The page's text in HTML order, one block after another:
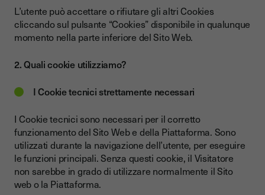
L’utente può accettare o rifiutare gli altri Cookies
cliccando sul pulsante “Cookies” disponibile in qualunque
momento nella parte inferiore del Sito Web.
2. Quali cookie utilizziamo?
I Cookie tecnici strettamente necessari
I Cookie tecnici sono necessari per il corretto
funzionamento del Sito Web e della Piattaforma. Sono
utilizzati durante la navigazione dell’utente, per eseguire
le funzioni principali. Senza questi cookie, il Visitatore
non sarebbe in grado di utilizzare normalmente il Sito
web o la Piattaforma.